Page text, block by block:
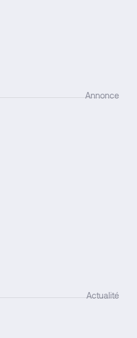
Annonce
Actualité